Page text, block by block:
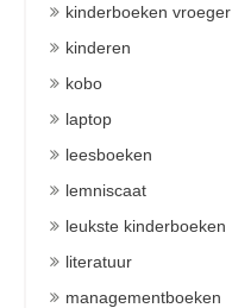
kinderboeken vroeger
kinderen
kobo
laptop
leesboeken
lemniscaat
leukste kinderboeken
literatuur
managementboeken